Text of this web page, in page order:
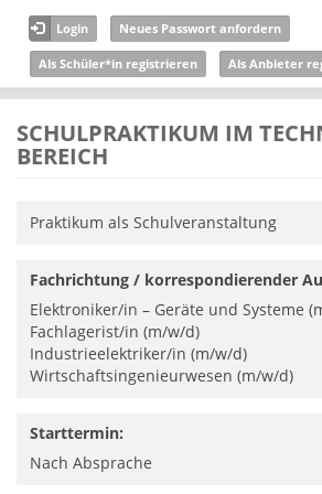
Direkt zum Inhalt
Login Neues Passwort anfordern
Als Schüler*in registrieren Als Anbieter
SCHULPRAKTIKUM IM
BEREICH
Praktikum als Schulveranstaltung
Fachrichtung / korrespondierender
Elektroniker/in – Geräte und Systeme
Fachlagerist/in (m/w/d)
Industrieelektriker/in (m/w/d)
Wirtschaftsingenieurwesen (m/w/d)
Starttermin:
Nach Absprache